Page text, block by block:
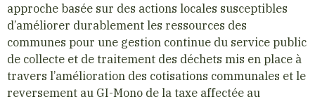
approche basée sur des actions locales susceptibles
d’améliorer durablement les ressources des
communes pour une gestion continue du service public
de collecte et de traitement des déchets mis en place à
travers l’amélioration des cotisations communales et le
reversement au GI-Mono de la taxe affectée au